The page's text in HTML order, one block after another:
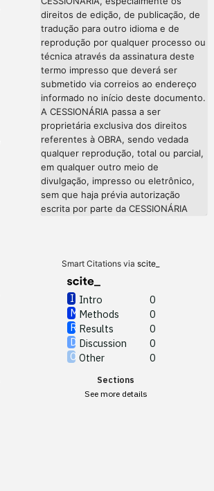
direitos de edição, de publicação, de
tradução para outro idioma e de
reprodução por qualquer processo ou
técnica através da assinatura deste
termo impresso que deverá ser
submetido via correios ao endereço
informado no início deste documento.
A CESSIONÁRIA passa a ser
proprietária exclusiva dos direitos
referentes à OBRA, sendo vedada
qualquer reprodução, total ou parcial,
em qualquer outro meio de
divulgação, impresso ou eletrônico,
sem que haja prévia autorização
escrita por parte da CESSIONÁRIA
Smart Citations via scite_
Intro
0
Methods
0
Results
0
Discussion
0
Other
0
Sections
See more details